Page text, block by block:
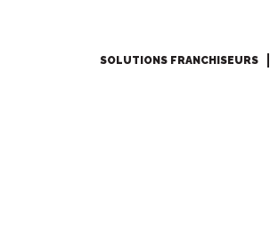
SOLUTIONS FRANCHISEURS